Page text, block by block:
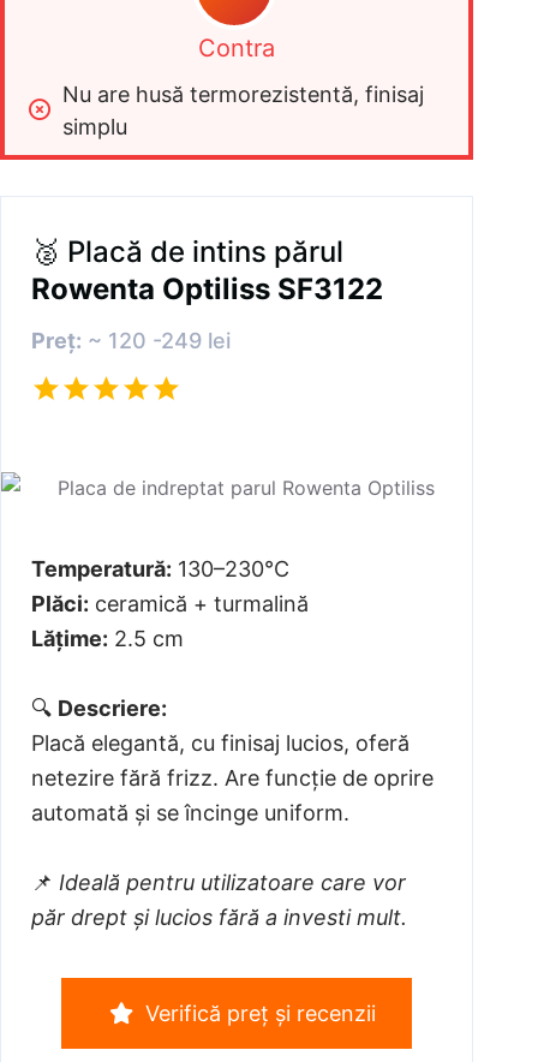
Contra
Nu are husă termorezistentă, finisaj
simplu
🥈 Placă de intins părul
Rowenta Optiliss SF3122
Preț: ~ 120 -249 lei
Temperatură: 130–230°C
Plăci: ceramică + turmalină
Lățime: 2.5 cm
🔍 Descriere:
Placă elegantă, cu finisaj lucios, oferă
netezire fără frizz. Are funcție de oprire
automată și se încinge uniform.
📌 Ideală pentru utilizatoare care vor
păr drept și lucios fără a investi mult.
Verifică preț și recenzii